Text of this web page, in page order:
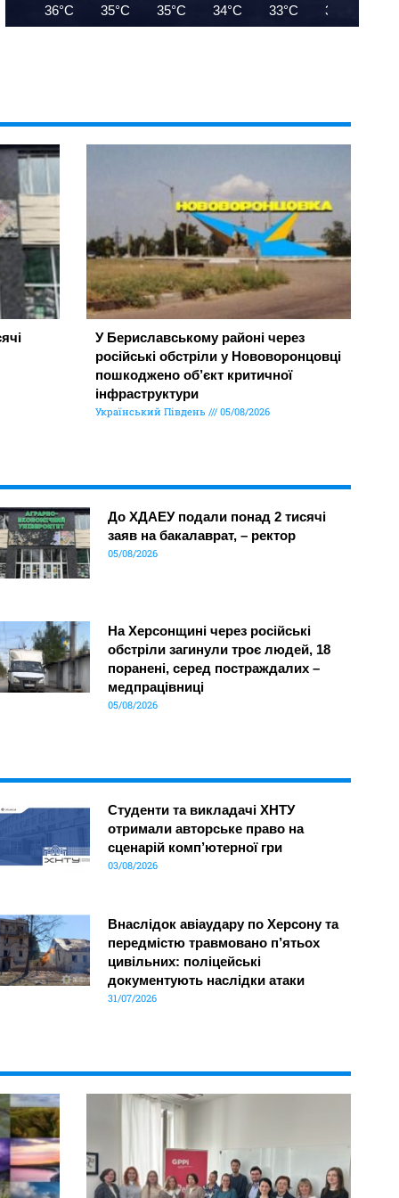
36°C 35°C 35°C 34°C 33°C 33°C
У Бериславському районі через
російські обстріли у Нововоронцовці
пошкоджено об’єкт критичної
інфраструктури
Український Південь 05/08/2026
До ХДАЕУ подали понад 2 тисячі
заяв на бакалаврат, – ректор
05/08/2026
На Херсонщині через російські
обстріли загинули троє людей, 18
поранені, серед постраждалих –
медпрацівниці
05/08/2026
Студенти та викладачі ХНТУ
отримали авторське право на
сценарій комп’ютерної гри
03/08/2026
Внаслідок авіаудару по Херсону та
передмістю травмовано п’ятьох
цивільних: поліцейські
документують наслідки атаки
31/07/2026